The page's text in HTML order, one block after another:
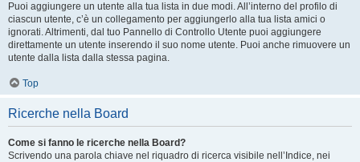
Puoi aggiungere un utente alla tua lista in due modi. All’interno del profilo di
ciascun utente, c’è un collegamento per aggiungerlo alla tua lista amici o
ignorati. Altrimenti, dal tuo Pannello di Controllo Utente puoi aggiungere
direttamente un utente inserendo il suo nome utente. Puoi anche rimuovere un
utente dalla lista dalla stessa pagina.
Top
Ricerche nella Board
Come si fanno le ricerche nella Board?
Scrivendo una parola chiave nel riquadro di ricerca visibile nell’Indice, nei